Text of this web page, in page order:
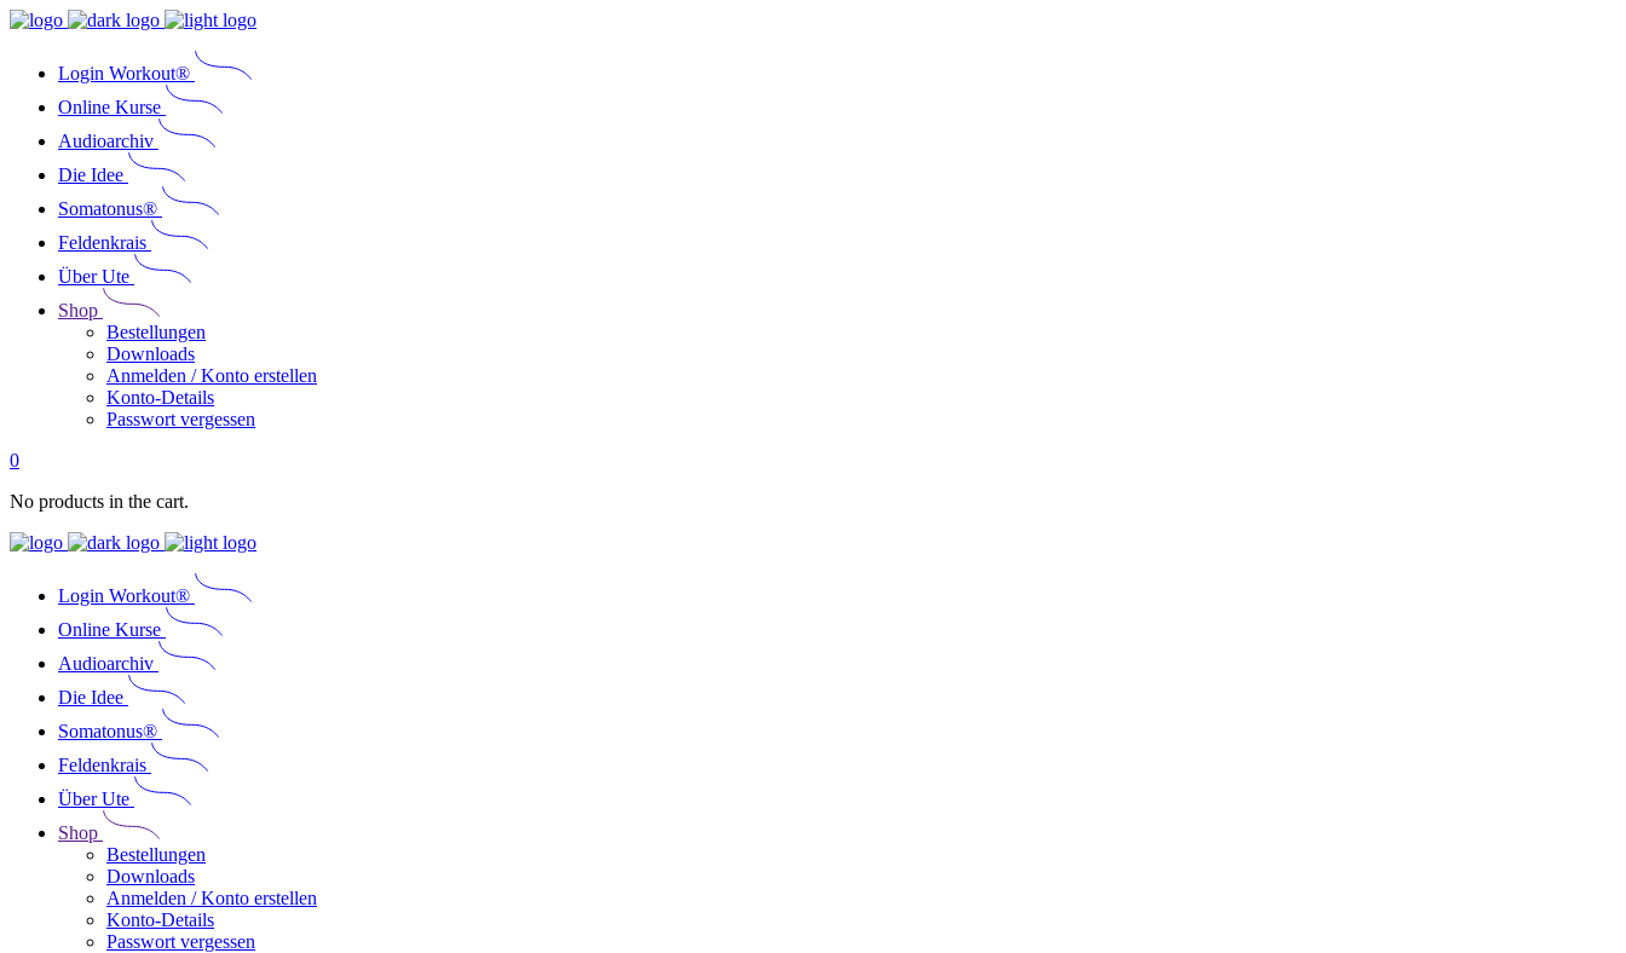
Login Workout®
Online Kurse
Audioarchiv
Die Idee
Somatonus®
Feldenkrais
Über Ute
Shop
Bestellungen
Downloads
Anmelden / Konto erstellen
Konto-Details
Passwort vergessen
0
No products in the cart.
Login Workout®
Online Kurse
Audioarchiv
Die Idee
Somatonus®
Feldenkrais
Über Ute
Shop
Bestellungen
Downloads
Anmelden / Konto erstellen
Konto-Details
Passwort vergessen